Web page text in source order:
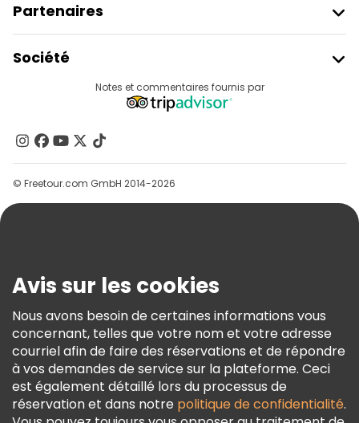
Partenaires
Connexion Du Fournisseur
Programme D’affiliation
Société
Contactez-Nous
Groupes
Aide
Conditions Générales Et Mentions Légales
Politique En Matière De Cookies
Freetour Prix
Programme De Fidélité
Notes et commentaires fournis par
© Freetour.com GmbH 2014-2026
Avis sur les cookies
Nous avons besoin de certaines informations vous
concernant, telles que votre nom et votre adresse
courriel afin de faire des réservations et de répondre
à vos demandes de service sur la plateforme. Ceci
est également détaillé lors du processus de
réservation et dans notre politique de confidentialité.